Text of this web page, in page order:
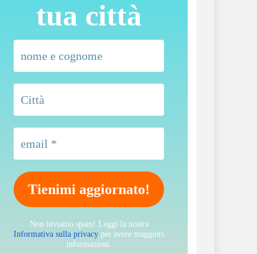
tua città
Non inviamo spam! Leggi la nostra
Informativa sulla privacy per avere maggiori
informazioni.